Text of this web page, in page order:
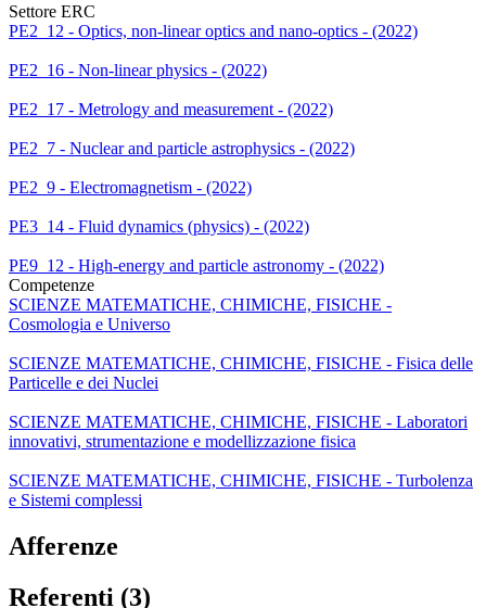
Settore ERC
PE2_12 - Optics, non-linear optics and nano-optics - (2022)
PE2_16 - Non-linear physics - (2022)
PE2_17 - Metrology and measurement - (2022)
PE2_7 - Nuclear and particle astrophysics - (2022)
PE2_9 - Electromagnetism - (2022)
PE3_14 - Fluid dynamics (physics) - (2022)
PE9_12 - High-energy and particle astronomy - (2022)
Competenze
SCIENZE MATEMATICHE, CHIMICHE, FISICHE -
Cosmologia e Universo
SCIENZE MATEMATICHE, CHIMICHE, FISICHE - Fisica delle
Particelle e dei Nuclei
SCIENZE MATEMATICHE, CHIMICHE, FISICHE - Laboratori
innovativi, strumentazione e modellizzazione fisica
SCIENZE MATEMATICHE, CHIMICHE, FISICHE - Turbolenza
e Sistemi complessi
Afferenze
Referenti (3)